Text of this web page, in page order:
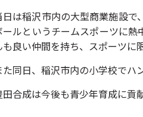
日は稲沢市内の大型商業施設
ールというチームスポーツに
も良い仲間を持ち、スポーツに
た同日、稲沢市内の小学校で
田合成は今後も青少年育成に貢